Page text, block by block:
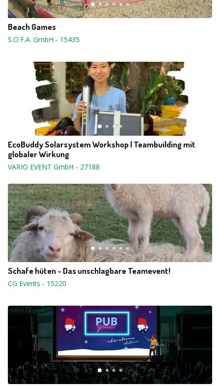
Beach Games
S.O.F.A. GmbH - 15435
EcoBuddy Solarsystem Workshop | Teambuilding mit
globaler Wirkung
VARIO EVENT GmbH - 27188
Schafe hüten - Das unschlagbare Teamevent!
CG Events - 15220